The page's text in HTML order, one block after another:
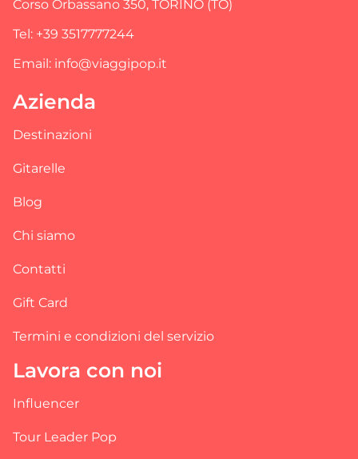
Corso Orbassano 350, TORINO (TO)
Tel: +39 3517777244
Email: info@viaggipop.it
Azienda
Destinazioni
Gitarelle
Blog
Chi siamo
Contatti
Gift Card
Termini e condizioni del servizio
Lavora con noi
Influencer
Tour Leader Pop